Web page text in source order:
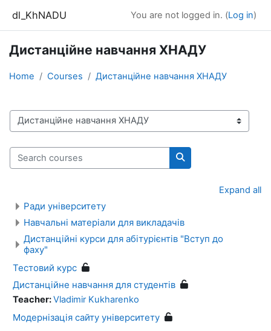
dl_KhNADU You are not logged in. (Log in)
Дистанційне навчання ХНАДУ
Home Courses Дистанційне навчання ХНАДУ
Course categories
Search courses
Search courses
Expand all
Ради університету
Навчальні матеріали для викладачів
Дистанційні курси для абітурієнтів "Вступ до
фаху"
Тестовий курс
Дистанційне навчання для студентів
Teacher:Vladimir Kukharenko
Модернізація сайту університету